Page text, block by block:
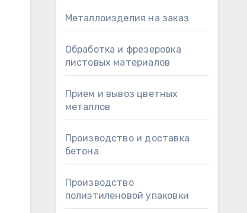
Металлоизделия на заказ
Обработка и фрезеровка
листовых материалов
Прием и вывоз цветных
металлов
Производство и доставка
бетона
Производство
полиэтиленовой упаковки